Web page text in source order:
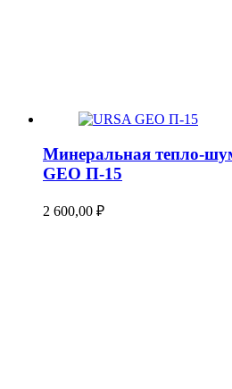
Минеральная тепло-
GEO П-15
2 600,00 ₽